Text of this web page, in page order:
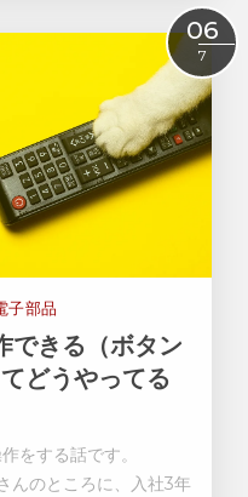
06
7
子部品
できる（ボタン
どうやってる
をする話です。
んのところに、入社3年